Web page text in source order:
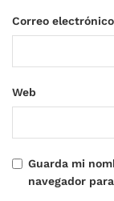
Correo electrónico
Web
Guarda mi
navegador